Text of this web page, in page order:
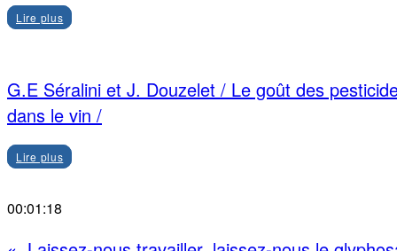
Lire plus
G.E Séralini et J. Douzelet / Le goût des
dans le vin /
Lire plus
00:01:18